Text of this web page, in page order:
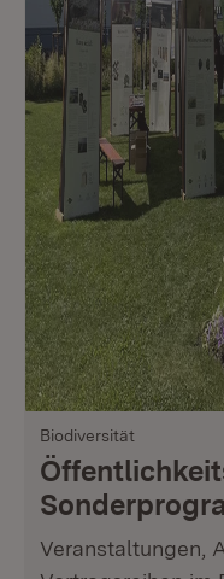
Biodiversität
Veranstaltungen,